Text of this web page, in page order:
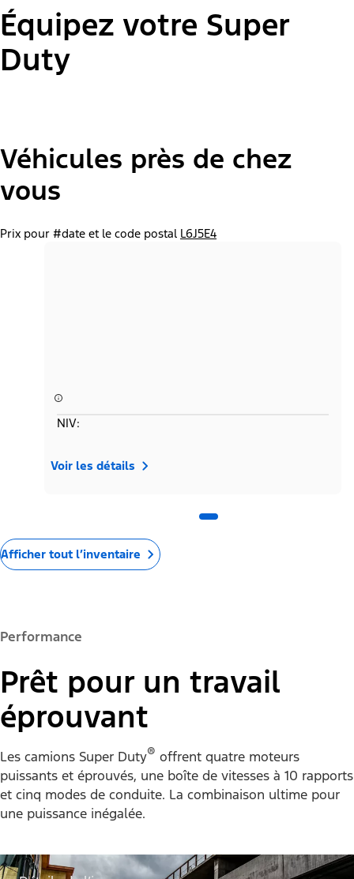
Équipez votre Super
Duty
"Modèles"
Couleur de la peinture :
Véhicules près de chez
vous
Prix pour #date et le code postal L6J5E4
NIV:
Voir les détails
Afficher tout l’inventaire
Performance
Prêt pour un travail
éprouvant
Les camions Super Duty® offrent quatre moteurs
puissants et éprouvés, une boîte de vitesses à 10 rapports
et cinq modes de conduite. La combinaison ultime pour
une puissance inégalée.